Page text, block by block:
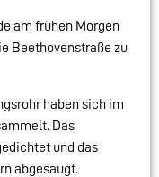
am frühen Morgen
Beethovenstraße zu
haben sich im
Das
und das
abgesaugt.